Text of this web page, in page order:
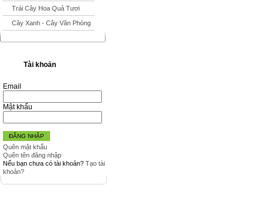
Trái Cây Hoa Quả Tươi
Cây Xanh - Cây Văn Phòng
Tài khoản
Email
Mật khẩu
ĐĂNG NHẬP
Quên mật khẩu
Quên tên đăng nhập
Nếu bạn chưa có tài khoản? Tạo tài
khoản?